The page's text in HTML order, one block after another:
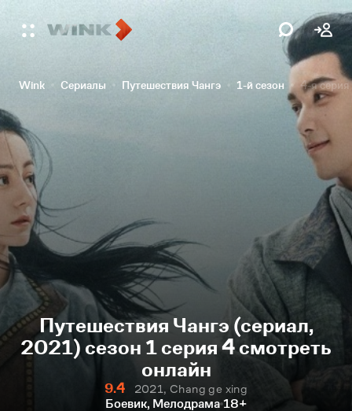
Wink Сериалы Путешествия Чангэ 1-й сезон 4-я серия
Путешествия Чангэ (сериал,
2021) сезон 1 серия 4 смотреть
онлайн
9.4
2021, Chang ge xing
Боевик, Мелодрама 18+